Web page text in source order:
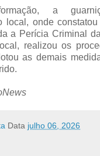
a
local, onde
a Perícia Criminal
realizou os
as demais
Data julho 06, 2026